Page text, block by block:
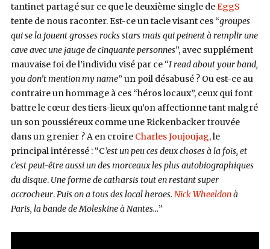
tantinet partagé sur ce que le deuxième single deEggS
tente de nous raconter. Est-ce un tacle visant ces “groupes
qui se la jouent grosses rocks stars mais qui peinent à remplir une
cave avec une jauge de cinquante personnes”, avec supplément
mauvaise foi de l’individu visé par ce “I read about your band,
you don’t mention my name” un poil désabusé ? Ou est-ce au
contraire un hommage à ces “héros locaux”, ceux qui font
battre le cœur des tiers-lieux qu’on affectionne tant malgré
un son poussiéreux comme une Rickenbacker trouvée
dans un grenier ? A en croire Charles Joujoujag, le
principal intéressé : “C’est un peu ces deux choses à la fois, et
c’est peut-être aussi un des morceaux les plus autobiographiques
du disque.Une forme de catharsis tout en restant super
accrocheur.Puis on a tous des local heroes. Nick Wheeldonà
Paris, la bande de Moleskine à Nantes…”